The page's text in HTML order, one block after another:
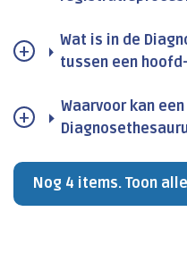
Wat is in de
tussen een
Waarvoor kan
Nog 4 items. Toon alle